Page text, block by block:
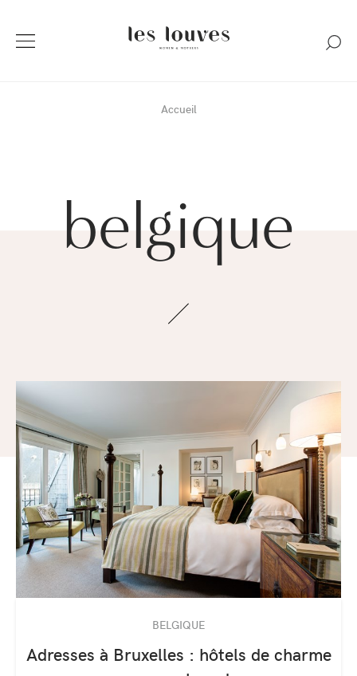
Accueil
belgique
BELGIQUE
Adresses à Bruxelles : hôtels de charme